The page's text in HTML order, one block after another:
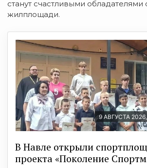
станут счастливыми обладателями
жилплощади.
9 АВГУСТА
В Навле открыли
проекта «Поколение